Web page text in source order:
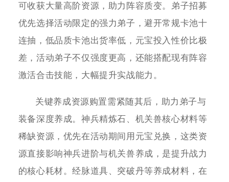
可收获大量高阶资源，助力阵容质变。弟子招募
优先选择活动限定的强力弟子，避开常规卡池十
连抽，低品质卡池出货率低，元宝投入性价比极
差，活动弟子不仅强度更高，还能搭配现有阵容
激活合击技能，大幅提升实战能力。
关键养成资源购置需紧随其后，助力弟子与
装备深度养成。神兵精炼石、机关兽核心材料等
稀缺资源，优先在活动期间用元宝兑换，这类资
源直接影响神兵进阶与机关兽养成，是提升战力
的核心耗材。经脉道具、突破丹等养成材料，在